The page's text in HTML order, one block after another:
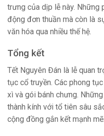
trưng của dịp lễ này. Những
động đơn thuần mà còn là
văn hóa qua nhiều thế hệ.
Tổng kết
Tết Nguyên Đán là lễ quan
tục cổ truyền. Các phong
xì và gói bánh chưng.
thành kính với tổ tiên sâu
cộng đồng gắn kết mạnh mẽ.